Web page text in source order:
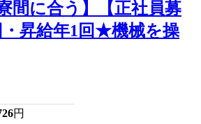
間に合う】【正社員募
・昇給年1回★機械を操
円